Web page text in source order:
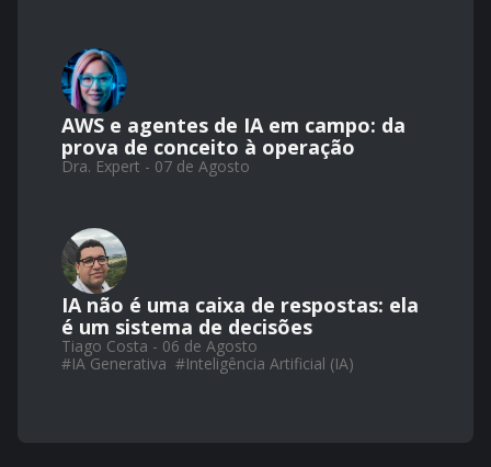
AWS e agentes de IA em campo: da
prova de conceito à operação
Dra. Expert - 07 de Agosto
IA não é uma caixa de respostas: ela
é um sistema de decisões
Tiago Costa - 06 de Agosto
#IA Generativa #Inteligência Artificial (IA)